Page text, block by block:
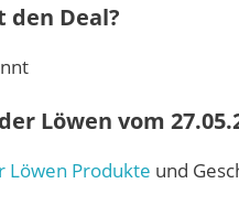
den Deal?
Löwen vom
Löwen Produkte und